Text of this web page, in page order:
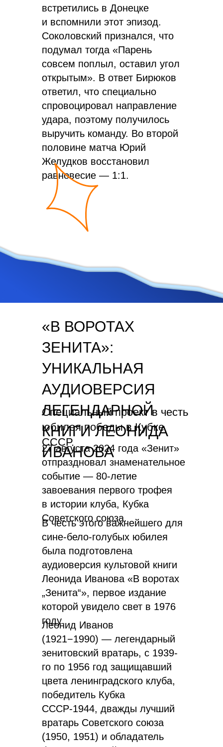
встретились в Донецке
и вспомнили этот эпизод.
Соколовский признался, что
подумал тогда «Парень
совсем поплыл, оставил угол
открытым». В ответ Бирюков
ответил, что специально
спровоцировал направление
удара, поэтому получилось
выручить команду. Во второй
половине матча Юрий
Желудков восстановил
равновесие — 1:1.
«В ВОРОТАХ
ЗЕНИТА»:
УНИКАЛЬНАЯ
АУДИОВЕРСИЯ
ЛЕГЕНДАРНОЙ
КНИГИ ЛЕОНИДА
ИВАНОВА
27 августа 2024 года «Зенит»
отпраздновал знаменательное
событие — 80-летие
завоевания первого трофея
в истории клуба, Кубка
Советского союза.
Специальный проект в честь
юбилея победы в Кубке
СССР.
В честь этого важнейшего для
сине-бело-голубых юбилея
была подготовлена
аудиоверсия культовой книги
Леонида Иванова «В воротах
„Зенита“», первое издание
которой увидело свет в 1976
году.
Леонид Иванов
(1921−1990) — легендарный
зенитовский вратарь, с 1939-
го по 1956 год защищавший
цвета ленинградского клуба,
победитель Кубка
СССР-1944, дважды лучший
вратарь Советского союза
(1950, 1951) и обладатель